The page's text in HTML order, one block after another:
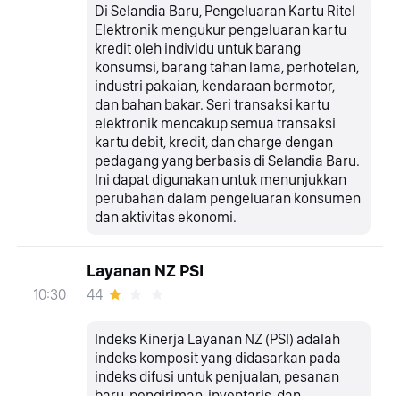
Di Selandia Baru, Pengeluaran Kartu Ritel
Elektronik mengukur pengeluaran kartu
kredit oleh individu untuk barang
konsumsi, barang tahan lama, perhotelan,
industri pakaian, kendaraan bermotor,
dan bahan bakar. Seri transaksi kartu
elektronik mencakup semua transaksi
kartu debit, kredit, dan charge dengan
pedagang yang berbasis di Selandia Baru.
Ini dapat digunakan untuk menunjukkan
perubahan dalam pengeluaran konsumen
dan aktivitas ekonomi.
10:30
Layanan NZ PSI
44
Indeks Kinerja Layanan NZ (PSI) adalah
indeks komposit yang didasarkan pada
indeks difusi untuk penjualan, pesanan